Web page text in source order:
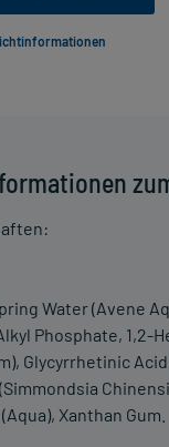
Water (Avene
Phosphate, 1,2-
Glycyrrhetinic
Xanthan Gum.